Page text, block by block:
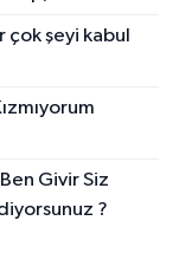
çok şeyi kabul
Givir Siz
?